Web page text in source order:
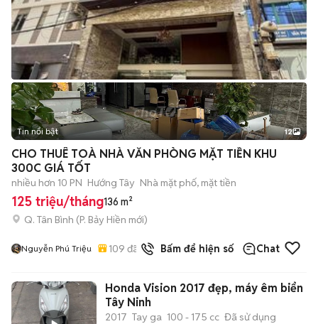
+2
Tin nổi bật 12
CHO THUÊ TOÀ NHÀ VĂN PHÒNG MẶT TIỀN KHU
300C GIÁ TỐT
nhiều hơn 10 PN Hướng Tây Nhà mặt phố, mặt tiền
125 triệu/tháng136 m²
Q. Tân Bình (P. Bảy Hiền mới)
Nguyễn Phú Triệu 109 đã bán Bấm để hiện số Chat
Honda Vision 2017 đẹp, máy êm biển
Tây Ninh
2017 Tay ga 100 - 175 cc Đã sử dụng